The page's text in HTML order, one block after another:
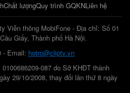
Chất lượngQuy trình GQKNLiên hệ
Viễn thông MobiFone - Địa chỉ: Số 01
Giấy, Thành phố Hà Nội.
- Email: hotro@cliptv.vn
087 do Sở KHĐT thành
29/10/2008, thay đổi lần thứ 8 ngày